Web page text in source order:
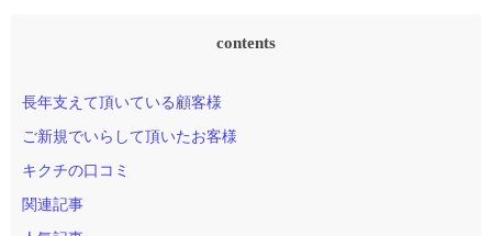
contents
長年支えて頂いている顧客様
ご新規でいらして頂いたお客様
キクチの口コミ
関連記事